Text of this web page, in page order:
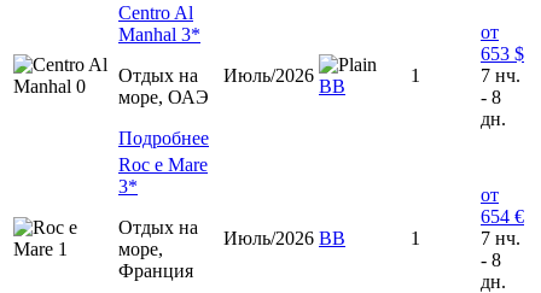
Centro Al
Manhal 3*
Отдых на
море, ОАЭ
Подробнее
Июль/2026
ВВ
1
от
653 $
7 нч.
- 8
дн.
Roc e Mare
3*
Отдых на
море,
Франция
Июль/2026 ВВ 1
от
654 €
7 нч.
- 8
дн.